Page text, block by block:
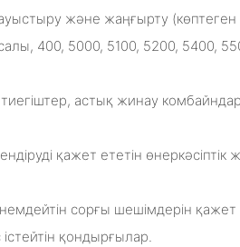
және жаңғырту (көптеген
400, 5000, 5100, 5200, 5400,
астық жинау
қажет ететін өнеркәсіптік
сорғы шешімдерін қажет
қондырғылар.